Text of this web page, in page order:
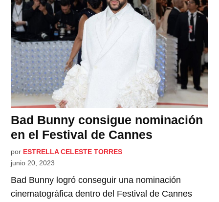
Bad Bunny consigue nominación
en el Festival de Cannes
por ESTRELLA CELESTE TORRES
junio 20, 2023
Bad Bunny logró conseguir una nominación
cinematográfica dentro del Festival de Cannes